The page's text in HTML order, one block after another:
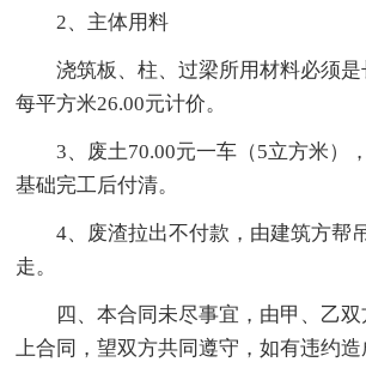
2、主体用料
浇筑板、柱、过梁所用材料必须
每平方米26.00元计价。
3、废土70.00元一车（5立方米）
基础完工后付清。
4、废渣拉出不付款，由建筑方帮
走。
四、本合同未尽事宜，由甲、乙
上合同，望双方共同遵守，如有违约